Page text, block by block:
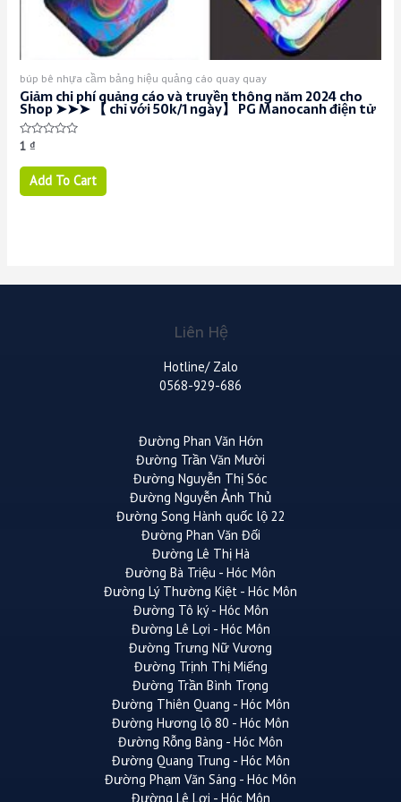
búp bê nhựa cầm bảng hiệu quảng cáo quay quay
Giảm chi phí quảng cáo và truyền thông năm 2024 cho
Shop ➤➤➤ 【 chỉ với 50k/1 ngày】 PG Manocanh điện tử
Rated
out
1₫
Add To Cart
Liên Hệ
Hotline/ Zalo
0568-929-686
Đường Phan Văn Hớn
Đường Trần Văn Mười
Đường Nguyễn Thị Sóc
Đường Nguyễn Ảnh Thủ
Đường Song Hành quốc lộ 22
Đường Phan Văn Đối
Đường Lê Thị Hà
Đường Bà Triệu - Hóc Môn
Đường Lý Thường Kiệt - Hóc Môn
Đường Tô ký - Hóc Môn
Đường Lê Lợi - Hóc Môn
Đường Trưng Nữ Vương
Đường Trịnh Thị Miếng
Đường Trần Bình Trọng
Đường Thiên Quang - Hóc Môn
Đường Hương lộ 80 - Hóc Môn
Đường Rỗng Bàng - Hóc Môn
Đường Quang Trung - Hóc Môn
Đường Phạm Văn Sáng - Hóc Môn
Đường Lê Lợi - Hóc Môn